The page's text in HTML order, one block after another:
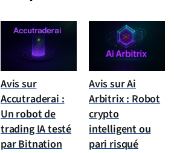
Avis sur
Accutraderai :
Un robot de
trading IA testé
par Bitnation
Avis sur Ai
Arbitrix : Robot
crypto
intelligent ou
pari risqué